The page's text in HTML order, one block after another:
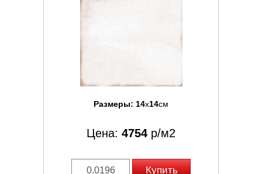
Размеры: 14x14см
Цена: 4754 р/м2
Купить